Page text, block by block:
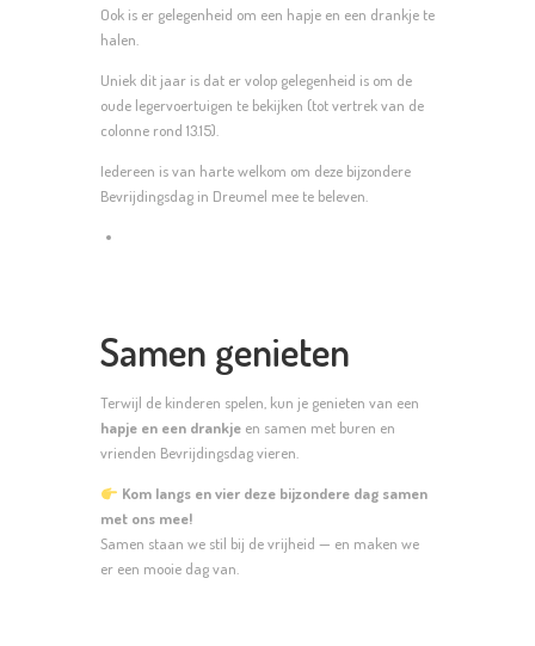
Ook is er gelegenheid om een hapje en een drankje te
halen.
Uniek dit jaar is dat er volop gelegenheid is om de
oude legervoertuigen te bekijken (tot vertrek van de
colonne rond 13.15).
Iedereen is van harte welkom om deze bijzondere
Bevrijdingsdag in Dreumel mee te beleven.
Samen genieten
Terwijl de kinderen spelen, kun je genieten van een
hapje en een drankje en samen met buren en
vrienden Bevrijdingsdag vieren.
Kom langs en vier deze bijzondere dag samen
met ons mee!
Samen staan we stil bij de vrijheid — en maken we
er een mooie dag van.